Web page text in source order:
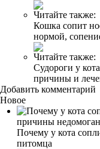
Читайте также:
Кошка сопит
нормой,
Читайте также:
Судороги у
причины и
Добавить комментарий
Новое
Почему у кота
питомца